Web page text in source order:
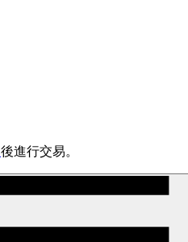
後進行交易。